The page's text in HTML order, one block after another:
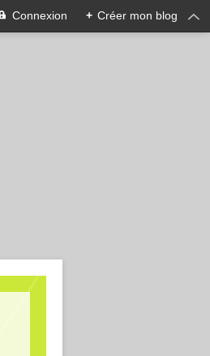
Connexion + Créer mon blog